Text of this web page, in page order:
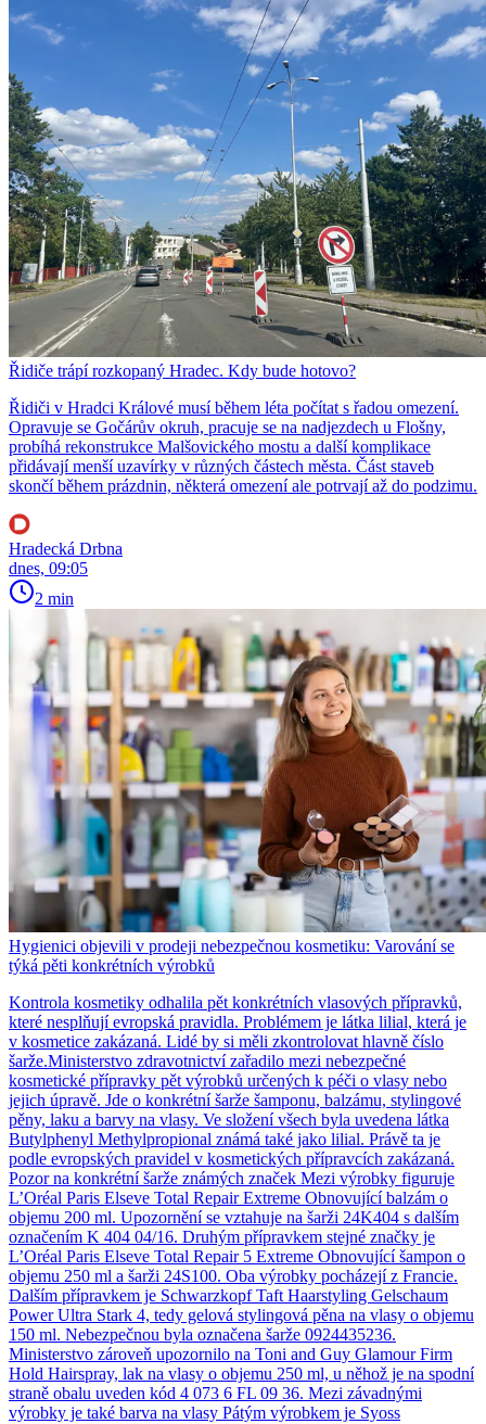
Řidiče trápí rozkopaný Hradec. Kdy bude hotovo?
Řidiči v Hradci Králové musí během léta počítat s řadou omezení.
Opravuje se Gočárův okruh, pracuje se na nadjezdech u Flošny,
probíhá rekonstrukce Malšovického mostu a další komplikace
přidávají menší uzavírky v různých částech města. Část staveb
skončí během prázdnin, některá omezení ale potrvají až do podzimu.
Hradecká Drbna
dnes, 09:05
2 min
Hygienici objevili v prodeji nebezpečnou kosmetiku: Varování se
týká pěti konkrétních výrobků
Kontrola kosmetiky odhalila pět konkrétních vlasových přípravků,
které nesplňují evropská pravidla. Problémem je látka lilial, která je
v kosmetice zakázaná. Lidé by si měli zkontrolovat hlavně číslo
šarže.Ministerstvo zdravotnictví zařadilo mezi nebezpečné
kosmetické přípravky pět výrobků určených k péči o vlasy nebo
jejich úpravě. Jde o konkrétní šarže šamponu, balzámu, stylingové
pěny, laku a barvy na vlasy. Ve složení všech byla uvedena látka
Butylphenyl Methylpropional známá také jako lilial. Právě ta je
podle evropských pravidel v kosmetických přípravcích zakázaná.
Pozor na konkrétní šarže známých značek Mezi výrobky figuruje
L’Oréal Paris Elseve Total Repair Extreme Obnovující balzám o
objemu 200 ml. Upozornění se vztahuje na šarži 24K404 s dalším
označením K 404 04/16. Druhým přípravkem stejné značky je
L’Oréal Paris Elseve Total Repair 5 Extreme Obnovující šampon o
objemu 250 ml a šarži 24S100. Oba výrobky pocházejí z Francie.
Dalším přípravkem je Schwarzkopf Taft Haarstyling Gelschaum
Power Ultra Stark 4, tedy gelová stylingová pěna na vlasy o objemu
150 ml. Nebezpečnou byla označena šarže 0924435236.
Ministerstvo zároveň upozornilo na Toni and Guy Glamour Firm
Hold Hairspray, lak na vlasy o objemu 250 ml, u něhož je na spodní
straně obalu uveden kód 4 073 6 FL 09 36. Mezi závadnými
výrobky je také barva na vlasy Pátým výrobkem je Syoss